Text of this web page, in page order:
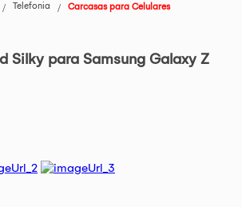
Telefonia Carcasas para Celulares
Silky para Samsung Galaxy Z